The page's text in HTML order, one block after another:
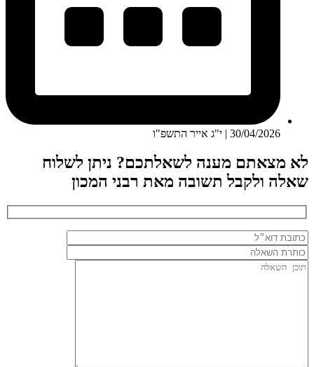
30/04/2026 | י"ג אייר התשפ"ו
לא מצאתם מענה לשאלתכם? ניתן לשלוח
שאלה ולקבל תשובה מאת רבני המכון